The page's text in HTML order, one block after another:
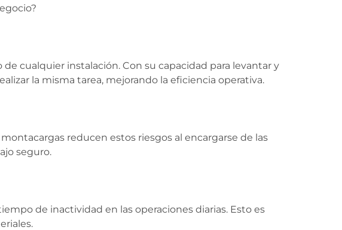
cualquier instalación. Con su capacidad para levantar y
la misma tarea, mejorando la eficiencia operativa.
reducen estos riesgos al encargarse de las
seguro.
de inactividad en las operaciones diarias. Esto es